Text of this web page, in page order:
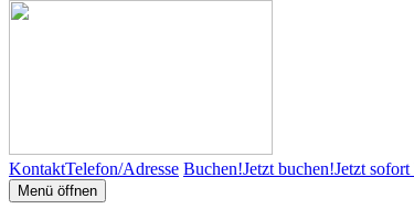
KontaktTelefon/Adresse Buchen!Jetzt buchen!Jetzt
Menü öffnen